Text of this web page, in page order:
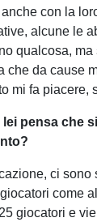
con la
alcune le
qualcosa,
che da cause
mi fa piacere,
pensa che
ci sono
come
giocatori e